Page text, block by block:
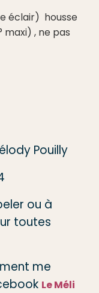
éclair) housse
, ne pas
Pouilly
ou à
toutes
me
Le Méli